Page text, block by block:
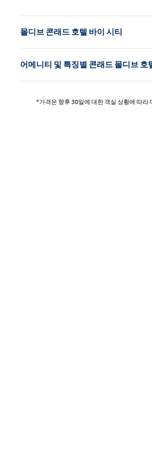
몰디브 콘래드 호텔 바이 시티
어메니티 및 특징별 콘래드 몰디브 호
*가격은 향후 30일에 대한 객실 상황에 따라